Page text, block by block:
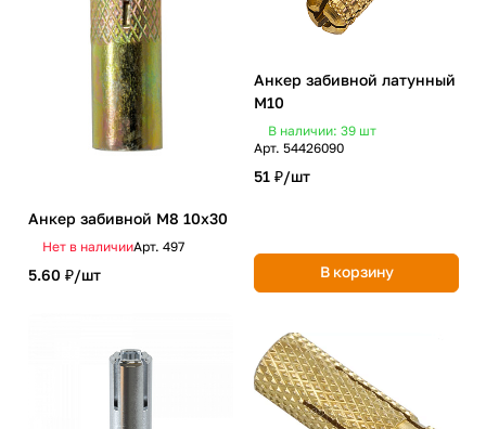
Анкер забивной М8 10х30
Нет в наличииАрт. 497
5.60 ₽/шт
Анкер забивной латунный
М10
В наличии: 39 шт
Арт. 54426090
51 ₽/шт
В корзину